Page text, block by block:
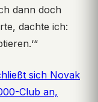
dann doch
dachte ich:
sich Novak
Club an,